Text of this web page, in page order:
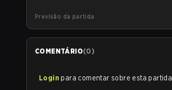
Previsão da partida
COMENTÁRIO(0)
Login para comentar sobre esta partida